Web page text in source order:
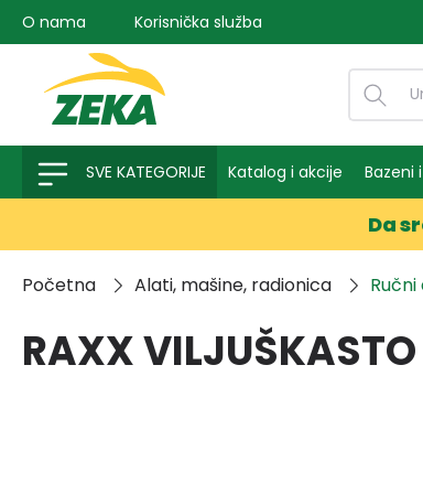
pretragu Preskoči na glavnu navigaciju
O nama Korisnička služba
SVE KATEGORIJE Katalog i akcije Bazeni
Da
Početna Alati, mašine, radionica
RAXX